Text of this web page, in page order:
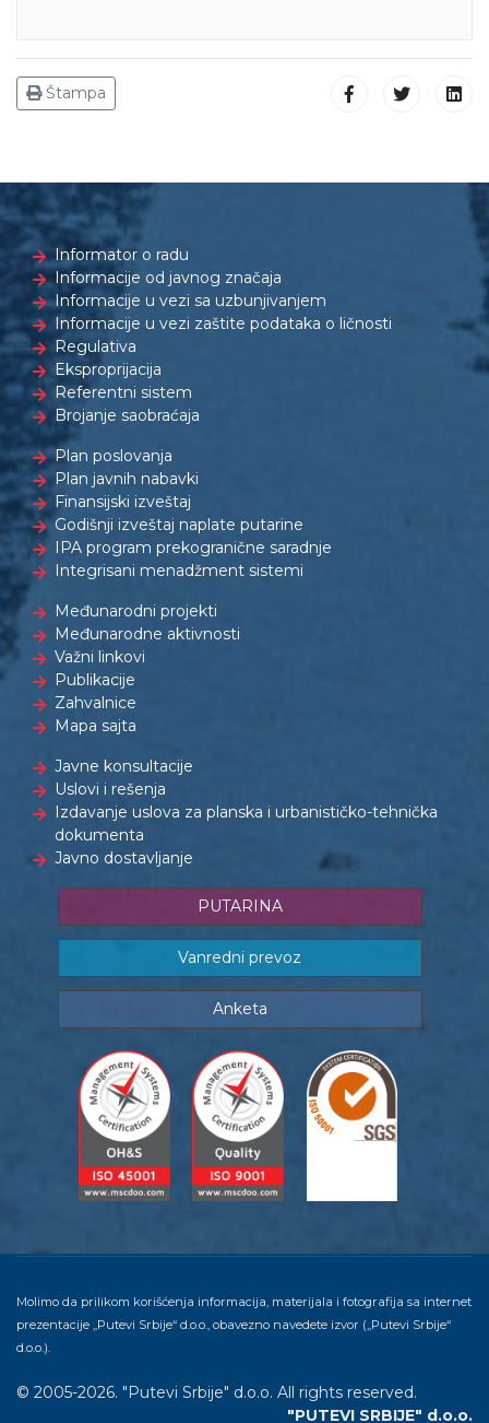
Štampa
Informator o radu
Informacije od javnog značaja
Informacije u vezi sa uzbunjivanjem
Informacije u vezi zaštite podataka o ličnosti
Regulativa
Eksproprijacija
Referentni sistem
Brojanje saobraćaja
Plan poslovanja
Plan javnih nabavki
Finansijski izveštaj
Godišnji izveštaj naplate putarine
IPA program prekogranične saradnje
Integrisani menadžment sistemi
Međunarodni projekti
Međunarodne aktivnosti
Važni linkovi
Publikacije
Zahvalnice
Mapa sajta
Javne konsultacije
Uslovi i rešenja
Izdavanje uslova za planska i urbanističko-tehnička
dokumenta
Javno dostavljanje
PUTARINA
Vanredni prevoz
Anketa
Molimo da prilikom korišćenja informacija, materijala i fotografija sa internet
prezentacije „Putevi Srbije“ d.o.o., obavezno navedete izvor („Putevi Srbije“
d.o.o.).
© 2005-2026. "Putevi Srbije" d.o.o. All rights reserved.
"PUTEVI SRBIJE" d.o.o.